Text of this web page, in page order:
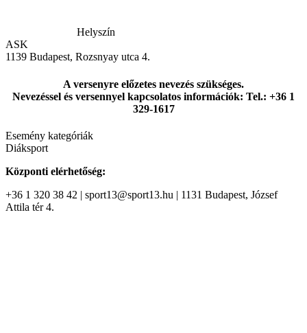
Helyszín
ASK
1139 Budapest, Rozsnyay utca 4.
A versenyre előzetes nevezés szükséges.
Nevezéssel és versennyel kapcsolatos információk: Tel.: +36 1
329-1617
Esemény kategóriák
Diáksport
Központi elérhetőség:
+36 1 320 38 42 | sport13@sport13.hu | 1131 Budapest, József
Attila tér 4.